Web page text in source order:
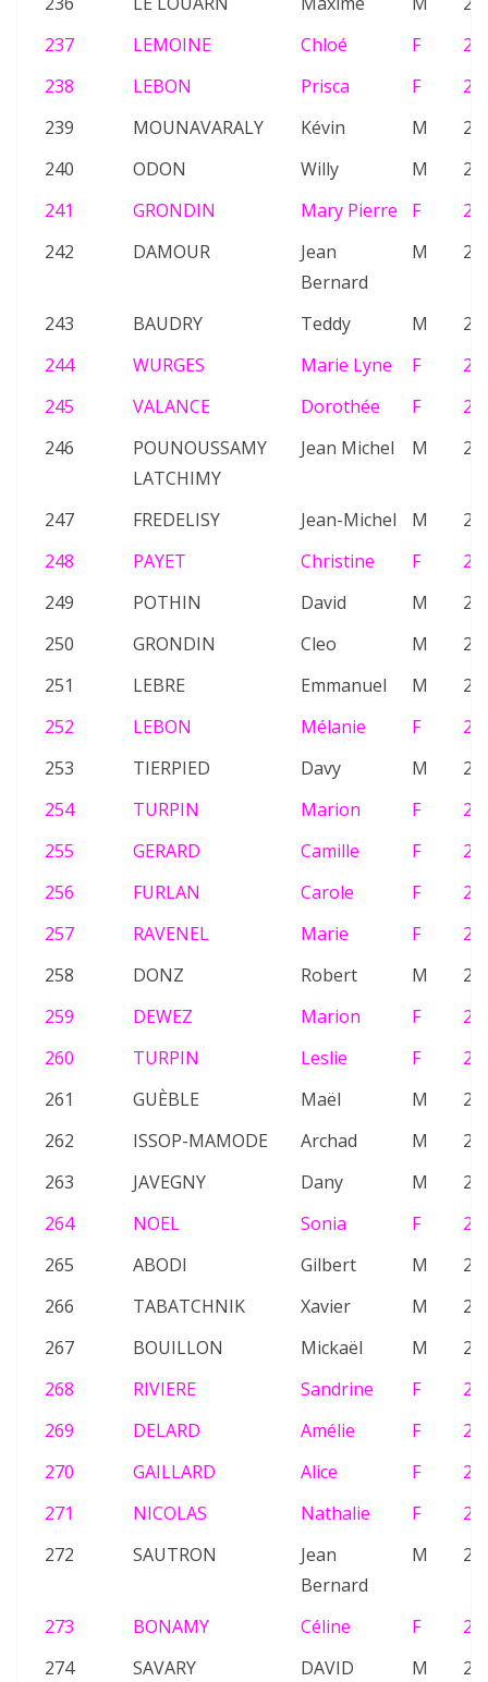
237
LEMOINE Chloé F
238
LEBON Prisca F
239
MOUNAVARALY Kévin M
240
ODON Willy M
241
GRONDIN Mary Pierre F
242
DAMOUR
Jean
Bernard
M
243 BAUDRY Teddy M
244
WURGES Marie Lyne F
245
VALANCE Dorothée F
246
POUNOUSSAMY
LATCHIMY
Jean Michel M
247 FREDELISY Jean-Michel M
248
PAYET Christine F
249
POTHIN David M
250
GRONDIN Cleo M
251
LEBRE Emmanuel M
252
LEBON Mélanie F
253
TIERPIED Davy M
254
TURPIN Marion F
255
GERARD Camille F
256
FURLAN Carole F
257
RAVENEL Marie F
258
DONZ Robert M
259
DEWEZ Marion F
260
TURPIN Leslie F
261
GUÈBLE Maël M
262
ISSOP-MAMODE Archad M
263
JAVEGNY Dany M
264
NOEL Sonia F
265
ABODI Gilbert M
266
TABATCHNIK Xavier M
267
BOUILLON Mickaël M
268
RIVIERE Sandrine F
269
DELARD Amélie F
270
GAILLARD Alice F
271
NICOLAS Nathalie F
272
SAUTRON
Jean
Bernard
M
273 BONAMY Céline F
274
SAVARY DAVID M